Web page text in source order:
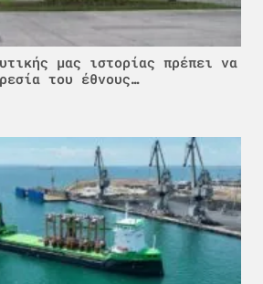
μας ιστορίας πρέπει να
του έθνους…